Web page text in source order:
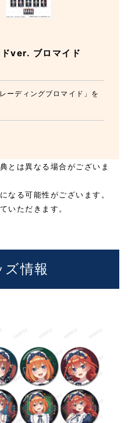
ver. ブロマイド
ーディングブロマイド」を
とは異なる場合がございま
なる可能性がございます。
いただきます。
情報